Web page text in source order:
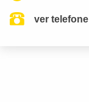
ver telefone